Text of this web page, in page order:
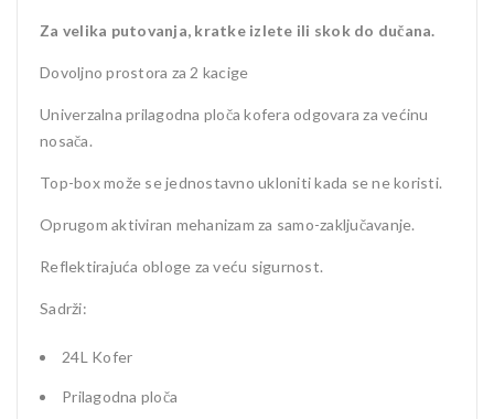
Za velika putovanja, kratke izlete ili skok do dučana.
Dovoljno prostora za 2 kacige
Univerzalna prilagodna ploča kofera odgovara za većinu
nosača.
Top-box može se jednostavno ukloniti kada se ne koristi.
Oprugom aktiviran mehanizam za samo-zaključavanje.
Reflektirajuća obloge za veću sigurnost.
Sadrži:
24L Kofer
Prilagodna ploča